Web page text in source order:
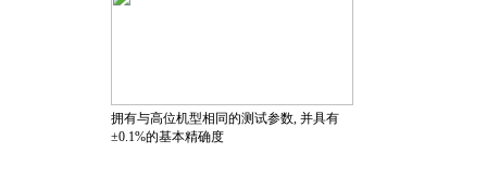
拥有与高位机型相同的测试参数, 并具有
±0.1%的基本精确度